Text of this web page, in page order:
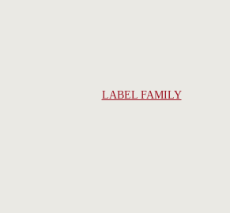
LABEL FAMILY